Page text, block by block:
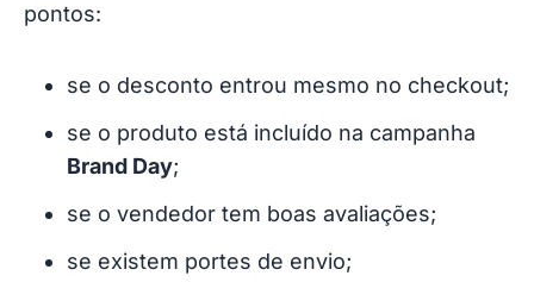
pontos:
se o desconto entrou mesmo no checkout;
se o produto está incluído na campanha
Brand Day;
se o vendedor tem boas avaliações;
se existem portes de envio;